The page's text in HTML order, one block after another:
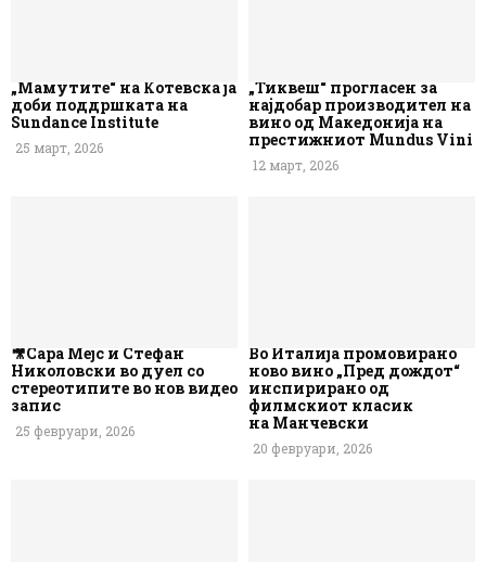
„Мамутите“ на Котевска ја
доби поддршката на
Sundance Institute
25 март, 2026
„Тиквеш“ прогласен за
најдобар производител на
вино од Македонија на
престижниот Mundus Vini
12 март, 2026
🎥Сара Мејс и Стефан
Николовски во дуел со
стереотипите во нов видео
запис
25 февруари, 2026
Во Италија промовирано
ново вино „Пред дождот“
инспирирано од
филмскиот класик
на Манчевски
20 февруари, 2026